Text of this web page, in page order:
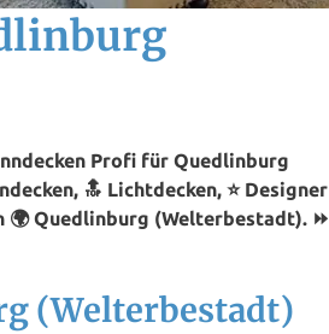
Profi für Quedlinburg
🔝 Lichtdecken, ⭐ Designer
Quedlinburg (Welterbestadt). ⏩
(Welterbestadt)